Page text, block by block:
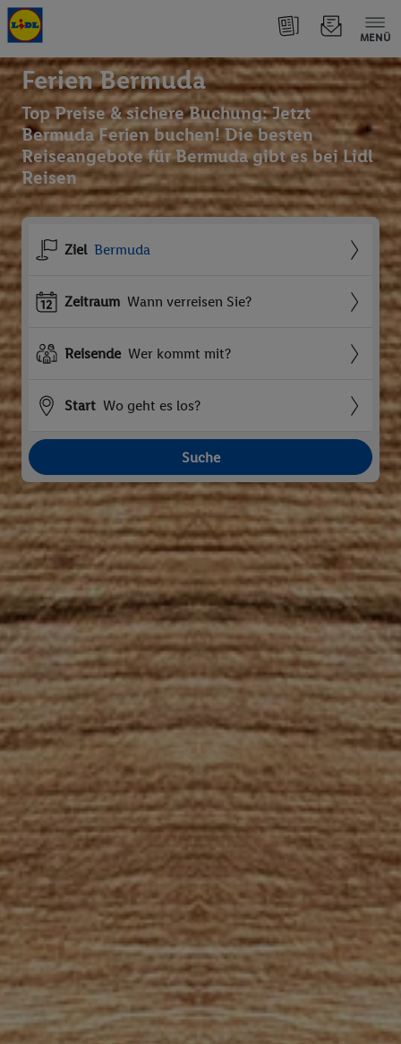
MENÜ
Ferien Bermuda
Top Preise & sichere Buchung: Jetzt
Bermuda Ferien buchen! Die besten
Reiseangebote für Bermuda gibt es bei Lidl
Reisen
Ziel Bermuda
Zeitraum Wann verreisen Sie?
Reisende Wer kommt mit?
Start Wo geht es los?
Suche